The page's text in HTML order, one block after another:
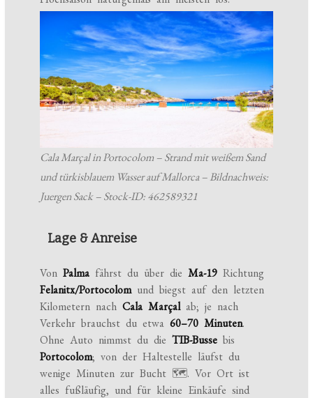
Cala Marçal in Portocolom – Strand mit weißem Sand
und türkisblauem Wasser auf Mallorca – Bildnachweis:
Juergen Sack – Stock-ID: 462589321
Lage & Anreise
VonPalmafährst du über dieMa-19 Richtung
Felanitx/Portocolomund biegst auf den letzten
Kilometern nachCala Marçalab; je nach
Verkehr brauchst du etwa60–70 Minuten.
Ohne Auto nimmst du dieTIB-Busse bis
Portocolom; von der Haltestelle läufst du
wenige Minuten zur Bucht 🗺️. Vor Ort ist
alles fußläufig, und für kleine Einkäufe sind